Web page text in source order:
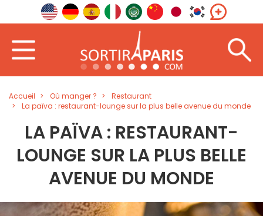
Accueil Où manger ?
Restaurant
La païva : restaurant-lounge sur la plus belle avenue du monde
LA PAÏVA : RESTAURANT-
LOUNGE SUR LA PLUS BELLE
AVENUE DU MONDE